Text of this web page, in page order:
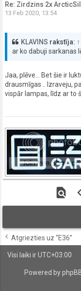
Re: Zirdzins 2x
13 Feb 2020, 13:54
KLAVINS rakstīja: ↑
ar ko dabuji sarkanas
Jaa, plēve... Bet šie ir
drausmīgas .. Izraveju,
vispār lampas, līdz ar to
find_in_page chevron_left
Atgriezties uz “E36”
Visi laiki irUTC+03:00
Powered by